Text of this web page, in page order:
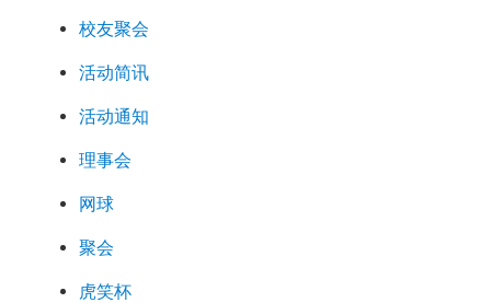
校友聚会
活动简讯
活动通知
理事会
网球
聚会
虎笑杯